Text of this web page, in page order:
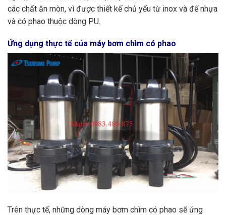
các chất ăn mòn, vì được thiết kế chủ yếu từ inox và đế nhựa
và có phao thuộc dòng PU.
Ứng dụng thực tế của máy bơm chìm có phao
Trên thực tế, những dòng máy bơm chìm có phao sẽ ứng